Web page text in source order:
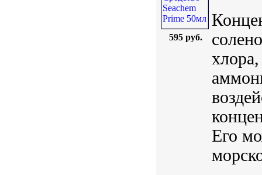
595 руб.
Его